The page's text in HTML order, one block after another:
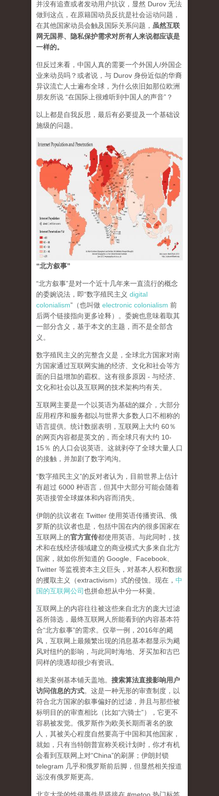
并没有追查或者发动用户抗议，显然 Durov 无法
做到这点，在原籍国动员反抗是社会运动问题，
在其他国家动员会触及国际关系问题， 虽然互联
网无国界、隐私保护需求对所有人来说都应该是
一样的。
但反过来看，中国人真的需要一个外国人/外国企
业来动员吗？或者说，与 Durov 身份近似的华裔
异议流亡人士遍布全球，为什么依旧如那位欧洲
朋友所说 “在国际上很难听到中国人的声音”？
以上都是自我反思，最后有必要提及一个基础设
施级的问题。
“北方叙事”
“北方叙事”是对一个近十几年来一直流行的概念
的委婉说法，即“数字殖民主义 digital
colonialism”（也叫做 electronic colonialism 前
后两个链接指向更多诠释）。委婉也意味着取其
一部分含义，基于本文的主题，而不是全部含
义。
数字殖民主义的完整含义是，全球北方国家对南
方国家通过互联网实施的经济、文化和社会等方
面的日益增加的霸权。这有很多原因 - 与经济、
文化和社会以及互联网的技术架构均有关。
互联网主要是一个以英语为基础的媒介，大部分
应用程序和服务都以与世界大多数人口不相称的
语言提供。统计数据表明，互联网上大约 60％
的网页内容都是英文的，而全球只有大约 10-
15％ 的人口会说英语。这就剥夺了全球大量人口
的接触，并加剧了数字鸿沟。
“数字殖民主义”的反对者认为，目前世界上估计
有超过 6000 种语言，但其中大部分可能会随着
英语接管全球媒体和内容而消失。
伊朗的抗议者在 Twitter 使用英语传播资讯、俄
罗斯的抗议者也是，包括中国在内的很多国家在
互联网上的官方宣传都使用英语。与此同时，技
术和在线经济领域建立的商业模式大多来自北方
国家，就如你所知道的 Google、Facebook、
Twitter 等监视资本主义巨头，对基本人权和数据
的攫取主义（extractivism）式的侵蚀。现在， 中
国的互联网公司也拼命想从中分一杯羹。
互联网上的内容往往被这些来自北方的庞大过滤
器所筛选，最终互联网人所能看到的内容基本符
合“北方叙事”的需求。仅举一例，2016年的飓
风，互联网上最频繁出现的消息基本都显示为飓
风对纽约的影响，与此同时海地、牙买加和古巴
同样的境遇却很少有资讯。
相关案例基本铺天盖地。 搜索算法直接影响用户
访问信息的方式。 这是一种无形的审查制度，以
符合北方国家的叙事偏好的过滤，并且与那些被
标明目的的审查相比（比如“六骑士”），它更不
容易被发觉。俄罗斯作为欧美长期而著名的敌
人，其被关心程度自然要高于中国和其他国家，
就如，只有当特朗普宣称关税计划时，你才有机
会看到互联网上对“China”的刷屏；伊朗封锁
telegram 几乎和俄罗斯前后脚，但显然相关报道
远没有俄罗斯更高。